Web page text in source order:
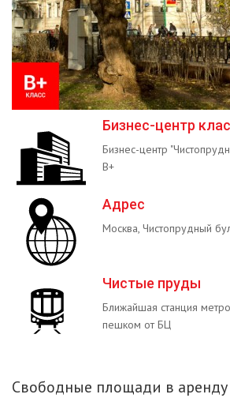
Бизнес-центр
Бизнес-центр
B+
Адрес
Москва, Чистопрудный
Чистые пруды
Ближайшая станция
пешком от БЦ
Свободные площади в аренду